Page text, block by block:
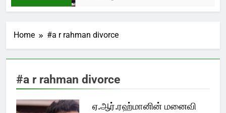
Home #a r rahman divorce
#a r rahman divorce
ஏ.ஆர்.ரஹ்மானின் மனைவி